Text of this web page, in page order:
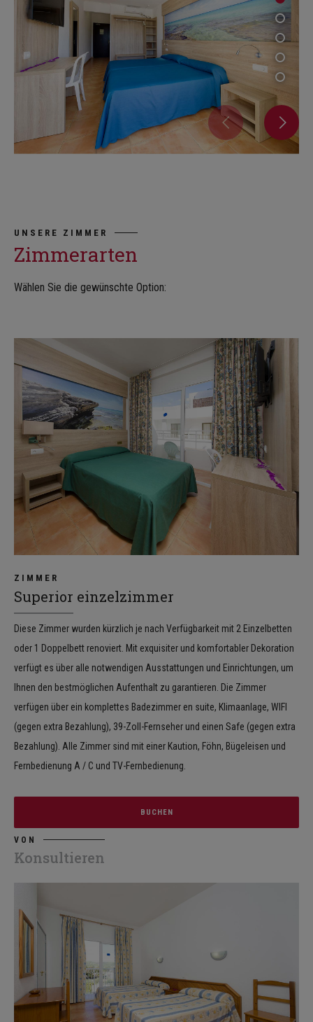
2
3
4
5
UNSERE ZIMMER
Zimmerarten
Wählen Sie die gewünschte Option:
ZIMMER
Superior einzelzimmer
Diese Zimmer wurden kürzlich je nach Verfügbarkeit mit 2 Einzelbetten
oder 1 Doppelbett renoviert. Mit exquisiter und komfortabler Dekoration
verfügt es über alle notwendigen Ausstattungen und Einrichtungen, um
Ihnen den bestmöglichen Aufenthalt zu garantieren. Die Zimmer
verfügen über ein komplettes Badezimmer en suite, Klimaanlage, WIFI
(gegen extra Bezahlung), 39-Zoll-Fernseher und einen Safe (gegen extra
Bezahlung). Alle Zimmer sind mit einer Kaution, Föhn, Bügeleisen und
Fernbedienung A / C und TV-Fernbedienung.
BUCHEN
VON
Konsultieren